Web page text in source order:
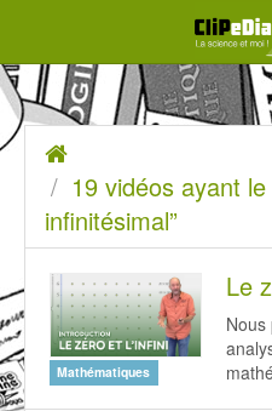
contenu
19
vidéos
ayant
le
tag
“calcul
infinitésimal”
Accueil
19 vidéos ayant le
infinitésimal”
Mathématiques
Le